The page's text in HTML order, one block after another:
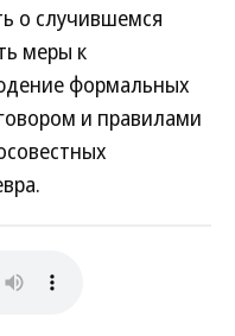
о случившемся
меры к
формальных
и правилами